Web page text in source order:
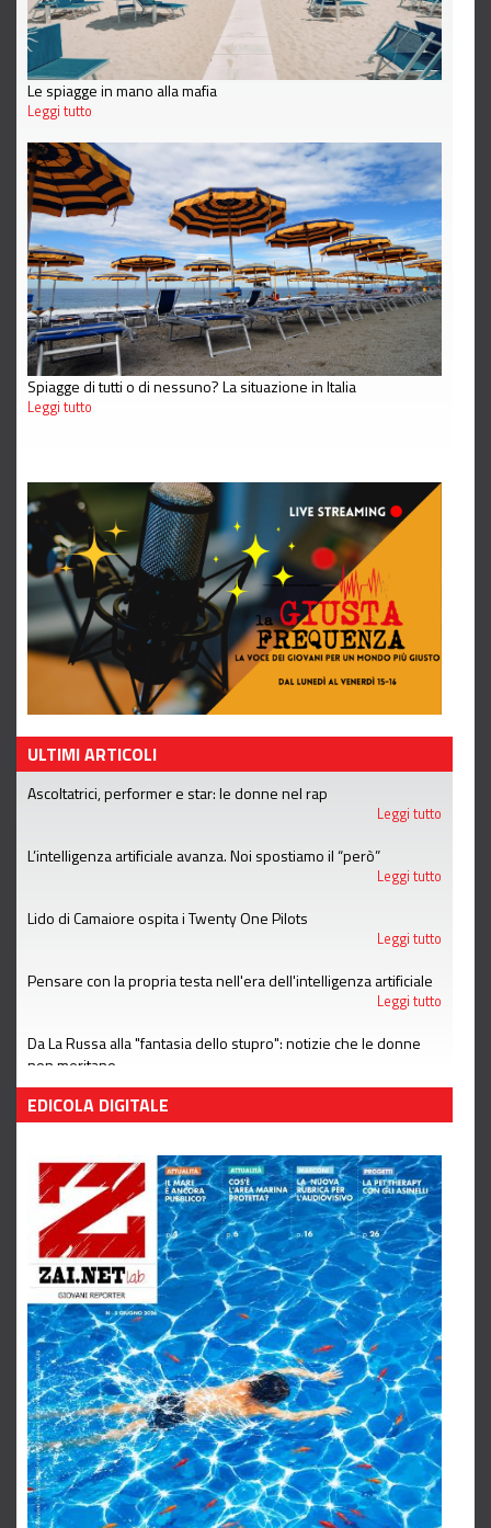
Le spiagge in mano alla mafia
Leggi tutto
Spiagge di tutti o di nessuno? La situazione in Italia
Leggi tutto
ULTIMI ARTICOLI
Ascoltatrici, performer e star: le donne nel rap
Leggi tutto
L’intelligenza artificiale avanza. Noi spostiamo il “però”
Leggi tutto
Lido di Camaiore ospita i Twenty One Pilots
Leggi tutto
Pensare con la propria testa nell'era dell'intelligenza artificiale
Leggi tutto
Da La Russa alla "fantasia dello stupro": notizie che le donne
non meritano
Leggi tutto
EDICOLA DIGITALE